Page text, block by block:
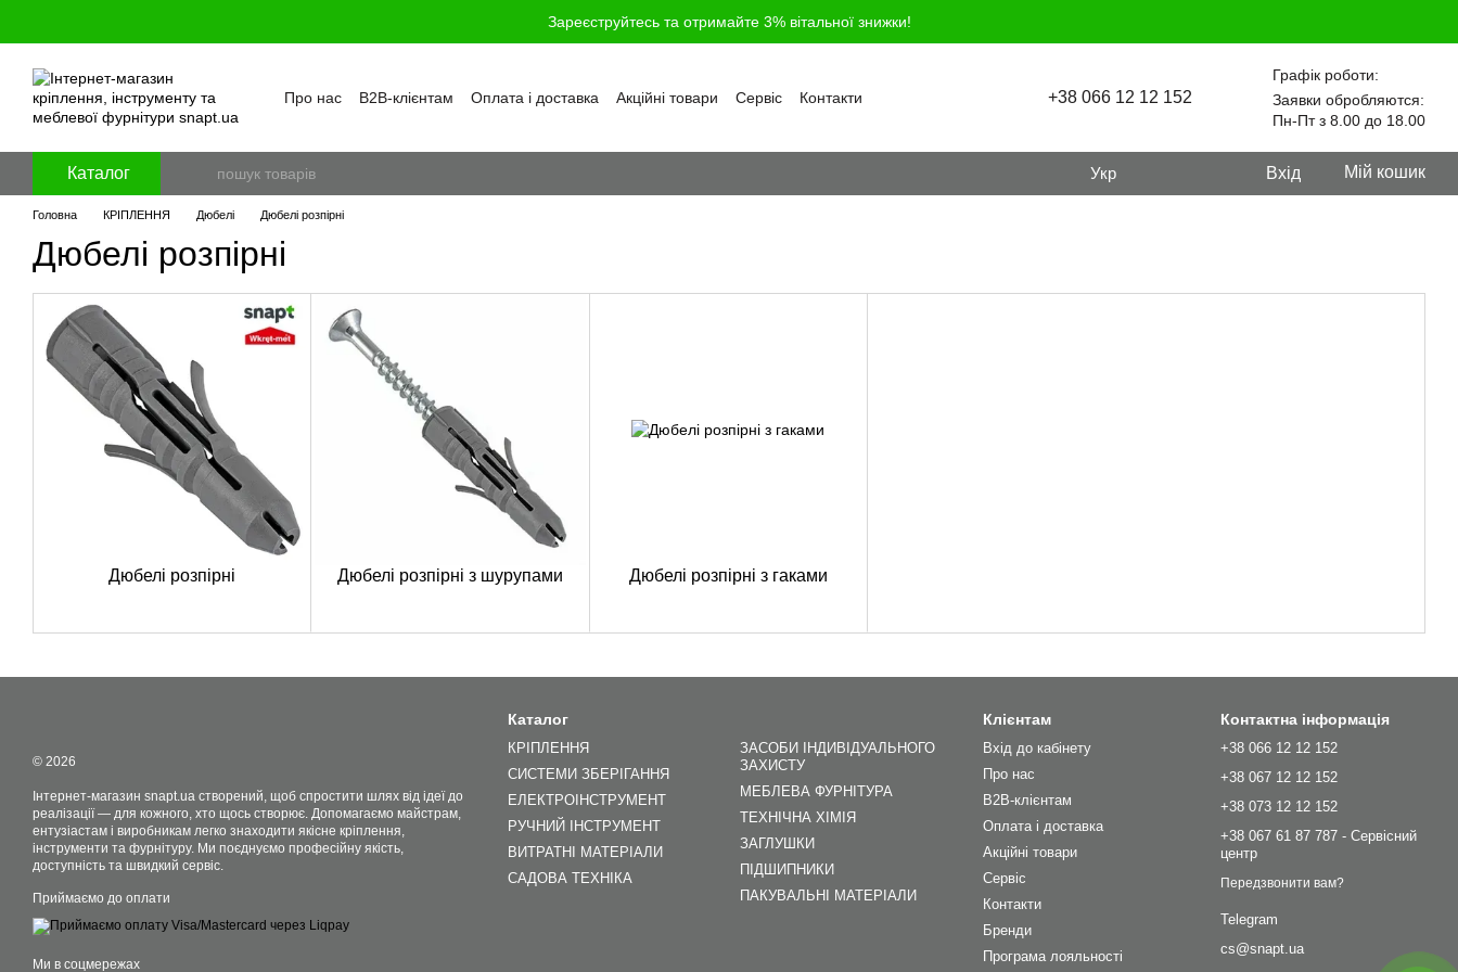
Зареєструйтесь та отримайте 3% вітальної знижки!
Про нас B2B-клієнтам Оплата і доставка Акційні товари Сервіс
Контакти
+38 066 12 12 152
Графік роботи:
Заявки обробляются:
Пн-Пт з 8.00 до 18.00
Каталог Укр Вхід Мій кошик
Головна КРІПЛЕННЯ Дюбелі Дюбелі розпірні
Дюбелі розпірні
Дюбелі розпірні Дюбелі розпірні з шурупами Дюбелі розпірні з гаками
© 2026
Інтернет-магазин snapt.ua створений, щоб спростити шлях від ідеї до
реалізації — для кожного, хто щось створює. Допомагаємо майстрам,
ентузіастам і виробникам легко знаходити якісне кріплення,
інструменти та фурнітуру. Ми поєднуємо професійну якість,
доступність та швидкий сервіс.
Приймаємо до оплати
Ми в соцмережах
Каталог
КРІПЛЕННЯ
СИСТЕМИ ЗБЕРІГАННЯ
ЕЛЕКТРОІНСТРУМЕНТ
РУЧНИЙ ІНСТРУМЕНТ
ВИТРАТНІ МАТЕРІАЛИ
САДОВА ТЕХНІКА
ЗАСОБИ ІНДИВІДУАЛЬНОГО
ЗАХИСТУ
МЕБЛЕВА ФУРНІТУРА
ТЕХНІЧНА ХІМІЯ
ЗАГЛУШКИ
ПІДШИПНИКИ
ПАКУВАЛЬНІ МАТЕРІАЛИ
Клієнтам
Вхід до кабінету
Про нас
B2B-клієнтам
Оплата і доставка
Акційні товари
Сервіс
Контакти
Бренди
Програма лояльності
Контактна інформація
+38 066 12 12 152
+38 067 12 12 152
+38 073 12 12 152
+38 067 61 87 787 - Сервісний
центр
Передзвонити вам?
Telegram
cs@snapt.ua